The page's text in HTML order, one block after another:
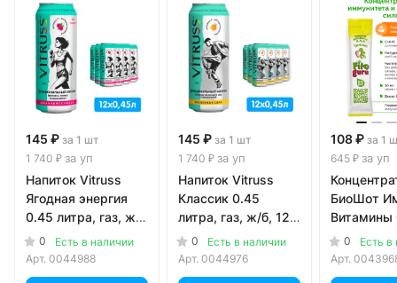
145 ₽ за 1 шт
1 740 ₽ за уп
Напиток Vitruss
Ягодная энергия
0.45 литра, газ, ж/
б, 12 шт. в уп.
0
Есть в наличии
Арт. 0044988
145 ₽ за 1 шт
1 740 ₽ за уп
Напиток Vitruss
Классик 0.45
литра, газ, ж/б, 12
шт. в уп.
0
Есть в наличии
Арт. 0044976
108 ₽ за 1
645 ₽ за уп
БиоШот
Витамины
жидкий
0
Есть в
Арт.